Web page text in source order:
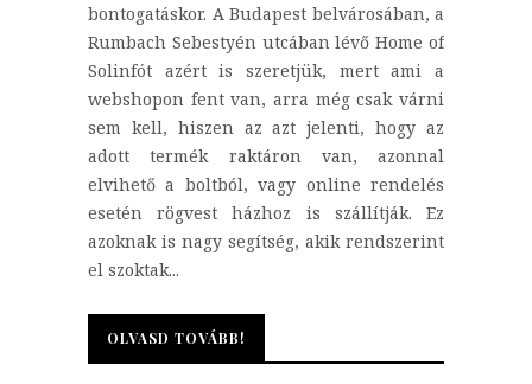
bontogatáskor. A Budapest belvárosában, a
Rumbach Sebestyén utcában lévő Home of
Solinfót azért is szeretjük, mert ami a
webshopon fent van, arra még csak várni
sem kell, hiszen az azt jelenti, hogy az
adott termék raktáron van, azonnal
elvihető a boltból, vagy online rendelés
esetén rögvest házhoz is szállítják. Ez
azoknak is nagy segítség, akik rendszerint
el szoktak...
OLVASD TOVÁBB!
OLVASD TOVÁBB!